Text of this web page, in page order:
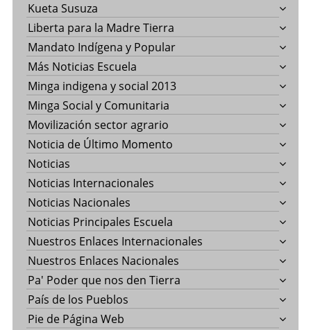
Kueta Susuza
Liberta para la Madre Tierra
Mandato Indígena y Popular
Más Noticias Escuela
Minga indigena y social 2013
Minga Social y Comunitaria
Movilización sector agrario
Noticia de Último Momento
Noticias
Noticias Internacionales
Noticias Nacionales
Noticias Principales Escuela
Nuestros Enlaces Internacionales
Nuestros Enlaces Nacionales
Pa' Poder que nos den Tierra
País de los Pueblos
Pie de Página Web